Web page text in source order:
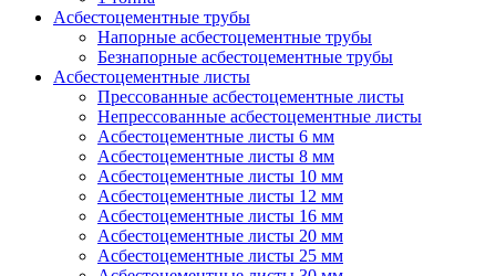
Асбестоцементные трубы
Напорные асбестоцементные трубы
Безнапорные асбестоцементные трубы
Асбестоцементные листы
Прессованные асбестоцементные листы
Непрессованные асбестоцементные листы
Асбестоцементные листы 6 мм
Асбестоцементные листы 8 мм
Асбестоцементные листы 10 мм
Асбестоцементные листы 12 мм
Асбестоцементные листы 16 мм
Асбестоцементные листы 20 мм
Асбестоцементные листы 25 мм